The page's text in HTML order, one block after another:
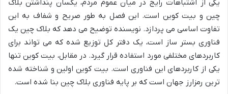
یکی از اشتباهات رایج در میان عموم مردم، یکسان پنداشتن بلاک
چین و بیت کوین است. این فصل به طور صریح و شفاف به این
تفاوت اساسی می پردازد. نویسنده توضیح می دهد که بلاک چین یک
فناوری بستر ساز است، یک دفتر کل توزیع شده که می تواند برای
کاربردهای مختلفی مورد استفاده قرار گیرد. در مقابل، بیت کوین تنها
یکی از کاربردهای این فناوری است. بیت کوین اولین و شناخته شده
ترین رمزارز جهان است که بر پایه فناوری بلاک چین بنا شده است.